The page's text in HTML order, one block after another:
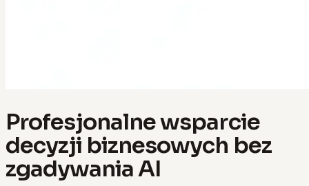
Profesjonalne wsparcie
decyzji biznesowych bez
zgadywania AI